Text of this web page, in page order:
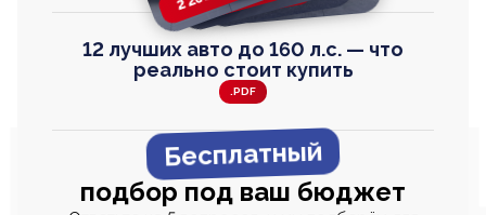
12 лучших авто до 160 л.с. — что
реально стоит купить
.PDF
Бесплатный
подбор под ваш бюджет